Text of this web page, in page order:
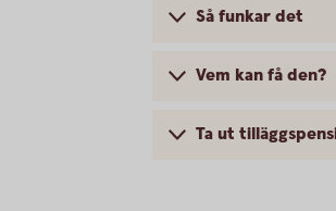
Så funkar det
Vem kan få den?
Ta ut